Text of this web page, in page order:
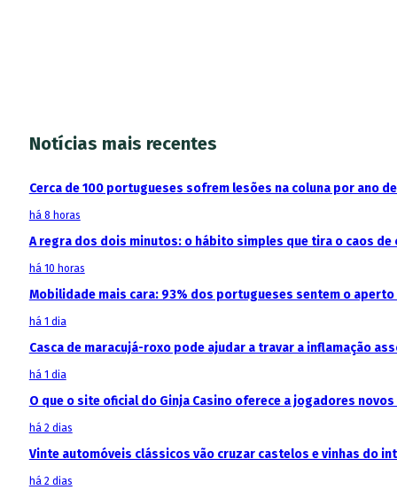
Notícias mais recentes
Cerca de 100 portugueses sofrem lesões na coluna por ano
há 8 horas
A regra dos dois minutos: o hábito simples que tira o caos de
há 10 horas
Mobilidade mais cara: 93% dos portugueses sentem o
há 1 dia
Casca de maracujá-roxo pode ajudar a travar a inflamação
há 1 dia
O que o site oficial do Ginja Casino oferece a jogadores
há 2 dias
Vinte automóveis clássicos vão cruzar castelos e vinhas do
há 2 dias